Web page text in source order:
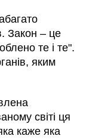
Закон – це
те і те".
яким
світі ця
каже яка